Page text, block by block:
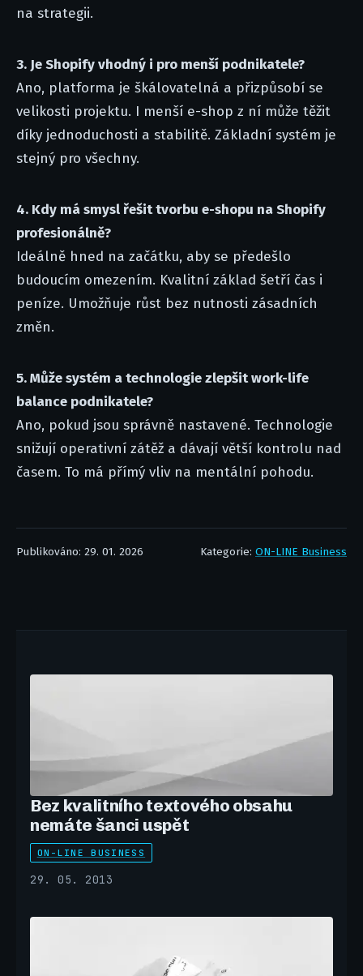
na strategii.
3. Je Shopify vhodný i pro menší podnikatele?
Ano, platforma je škálovatelná a přizpůsobí se
velikosti projektu. I menší e-shop z ní může těžit
díky jednoduchosti a stabilitě. Základní systém je
stejný pro všechny.
4. Kdy má smysl řešit tvorbu e-shopu na Shopify
profesionálně?
Ideálně hned na začátku, aby se předešlo
budoucím omezením. Kvalitní základ šetří čas i
peníze. Umožňuje růst bez nutnosti zásadních
změn.
5. Může systém a technologie zlepšit work-life
balance podnikatele?
Ano, pokud jsou správně nastavené. Technologie
snižují operativní zátěž a dávají větší kontrolu nad
časem. To má přímý vliv na mentální pohodu.
Publikováno: 29. 01. 2026 Kategorie: ON-LINE Business
Bez kvalitního textového obsahu
nemáte šanci uspět
ON-LINE BUSINESS
29. 05. 2013